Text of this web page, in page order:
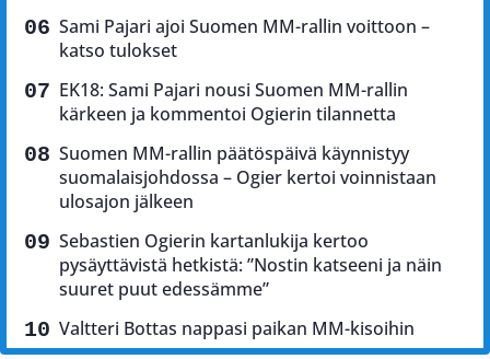
Sami Pajari ajoi Suomen MM-rallin voittoon –
katso tulokset
EK18: Sami Pajari nousi Suomen MM-rallin
kärkeen ja kommentoi Ogierin tilannetta
Suomen MM-rallin päätöspäivä käynnistyy
suomalaisjohdossa – Ogier kertoi voinnistaan
ulosajon jälkeen
Sebastien Ogierin kartanlukija kertoo
pysäyttävistä hetkistä: ”Nostin katseeni ja näin
suuret puut edessämme”
Valtteri Bottas nappasi paikan MM-kisoihin